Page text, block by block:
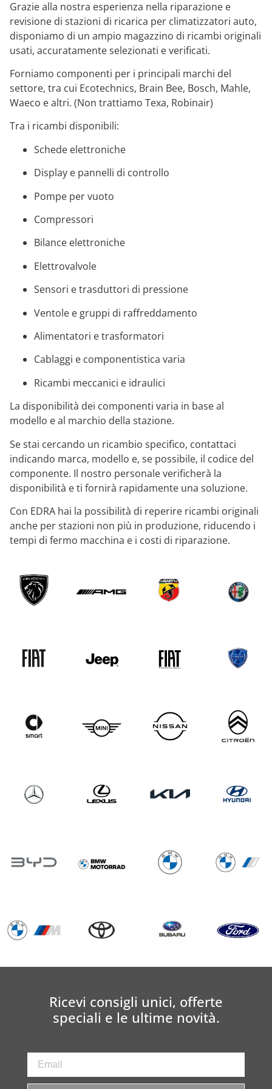
Grazie alla nostra esperienza nella riparazione e
revisione di stazioni di ricarica per climatizzatori auto,
disponiamo di un ampio magazzino di ricambi originali
usati, accuratamente selezionati e verificati.
Forniamo componenti per i principali marchi del
settore, tra cui Ecotechnics, Brain Bee, Bosch, Mahle,
Waeco e altri. (Non trattiamo Texa, Robinair)
Tra i ricambi disponibili:
Schede elettroniche
Display e pannelli di controllo
Pompe per vuoto
Compressori
Bilance elettroniche
Elettrovalvole
Sensori e trasduttori di pressione
Ventole e gruppi di raffreddamento
Alimentatori e trasformatori
Cablaggi e componentistica varia
Ricambi meccanici e idraulici
La disponibilità dei componenti varia in base al
modello e al marchio della stazione.
Se stai cercando un ricambio specifico, contattaci
indicando marca, modello e, se possibile, il codice del
componente. Il nostro personale verificherà la
disponibilità e ti fornirà rapidamente una soluzione.
Con EDRA hai la possibilità di reperire ricambi originali
anche per stazioni non più in produzione, riducendo i
tempi di fermo macchina e i costi di riparazione.
Ricevi consigli unici, offerte
speciali e le ultime novità.